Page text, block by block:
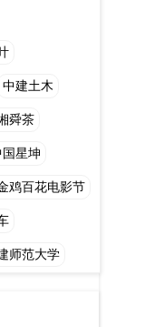
中建土木
舜茶
国星坤
鸡百花电影节
师范大学